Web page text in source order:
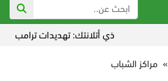
ذي أتلانتك: تهديدات ترامب أضاعت
» مراكز الشباب